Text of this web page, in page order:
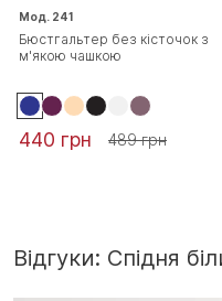
Мод. 241
Бюстгальтер без кісточок з
м'якою чашкою
440 грн 489 грн
Відгуки: Спідня